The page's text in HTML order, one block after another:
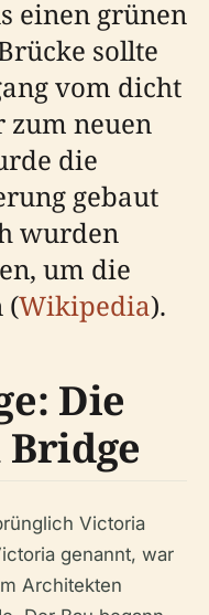
einen grünen
sollte
vom dicht
zum neuen
die
gebaut
wurden
um die
(Wikipedia).
Die
Bridge
Victoria
genannt, war
Architekten